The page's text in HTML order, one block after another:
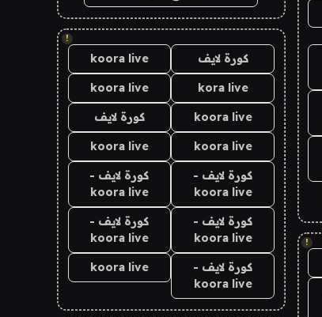
!
!
كورة لايف koora live
kora live
koora live
koora live كورة لايف
koora live
koora live
كورة لايف -
koora live
كورة لايف -
koora live
كورة لايف -
koora live
كورة لايف -
koora live
كورة لايف -
koora live
koora live